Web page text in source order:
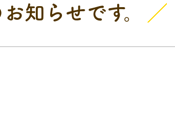
知らせです。